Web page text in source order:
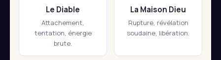
Le Diable
Attachement,
tentation, énergie
brute.
La Maison Dieu
Rupture, révélation
soudaine, libération.